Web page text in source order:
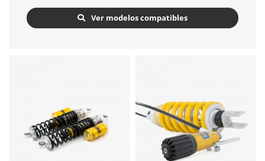
Ver modelos compatibles